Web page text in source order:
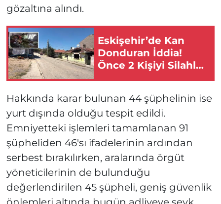
gözaltına alındı.
Eskişehir’de Kan
Donduran İddia!
Önce 2 Kişiyi Silahla
Hakkında karar bulunan 44 şüphelinin ise
yurt dışında olduğu tespit edildi.
Emniyetteki işlemleri tamamlanan 91
şüpheliden 46'sı ifadelerinin ardından
serbest bırakılırken, aralarında örgüt
yöneticilerinin de bulunduğu
değerlendirilen 45 şüpheli, geniş güvenlik